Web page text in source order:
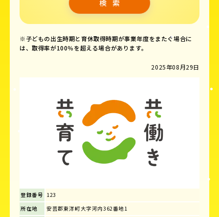
※子どもの出生時期と育休取得時期が事業年度をまたぐ場合に
は、取得率が100％を超える場合があります。
2025年08月29日
登録番号 123
所在地
安芸郡東洋町大字河内362番地1